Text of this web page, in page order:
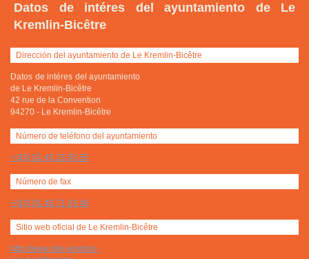
Datos de intéres del ayuntamiento de Le
Kremlin-Bicêtre
Dirección del ayuntamiento de Le Kremlin-Bicêtre
Datos de intéres del ayuntamiento
de Le Kremlin-Bicêtre
42 rue de la Convention
94270 - Le Kremlin-Bicêtre
Número de teléfono del ayuntamiento
+(33) 01 45 15 55 55
Número de fax
+(33) 01 46 71 03 46
Sitio web oficial de Le Kremlin-Bicêtre
http://www.ville-kremlin-